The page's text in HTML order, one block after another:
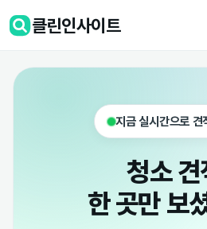
클린인사이트
지금 실시간으로 견
청소 견
한 곳만 보